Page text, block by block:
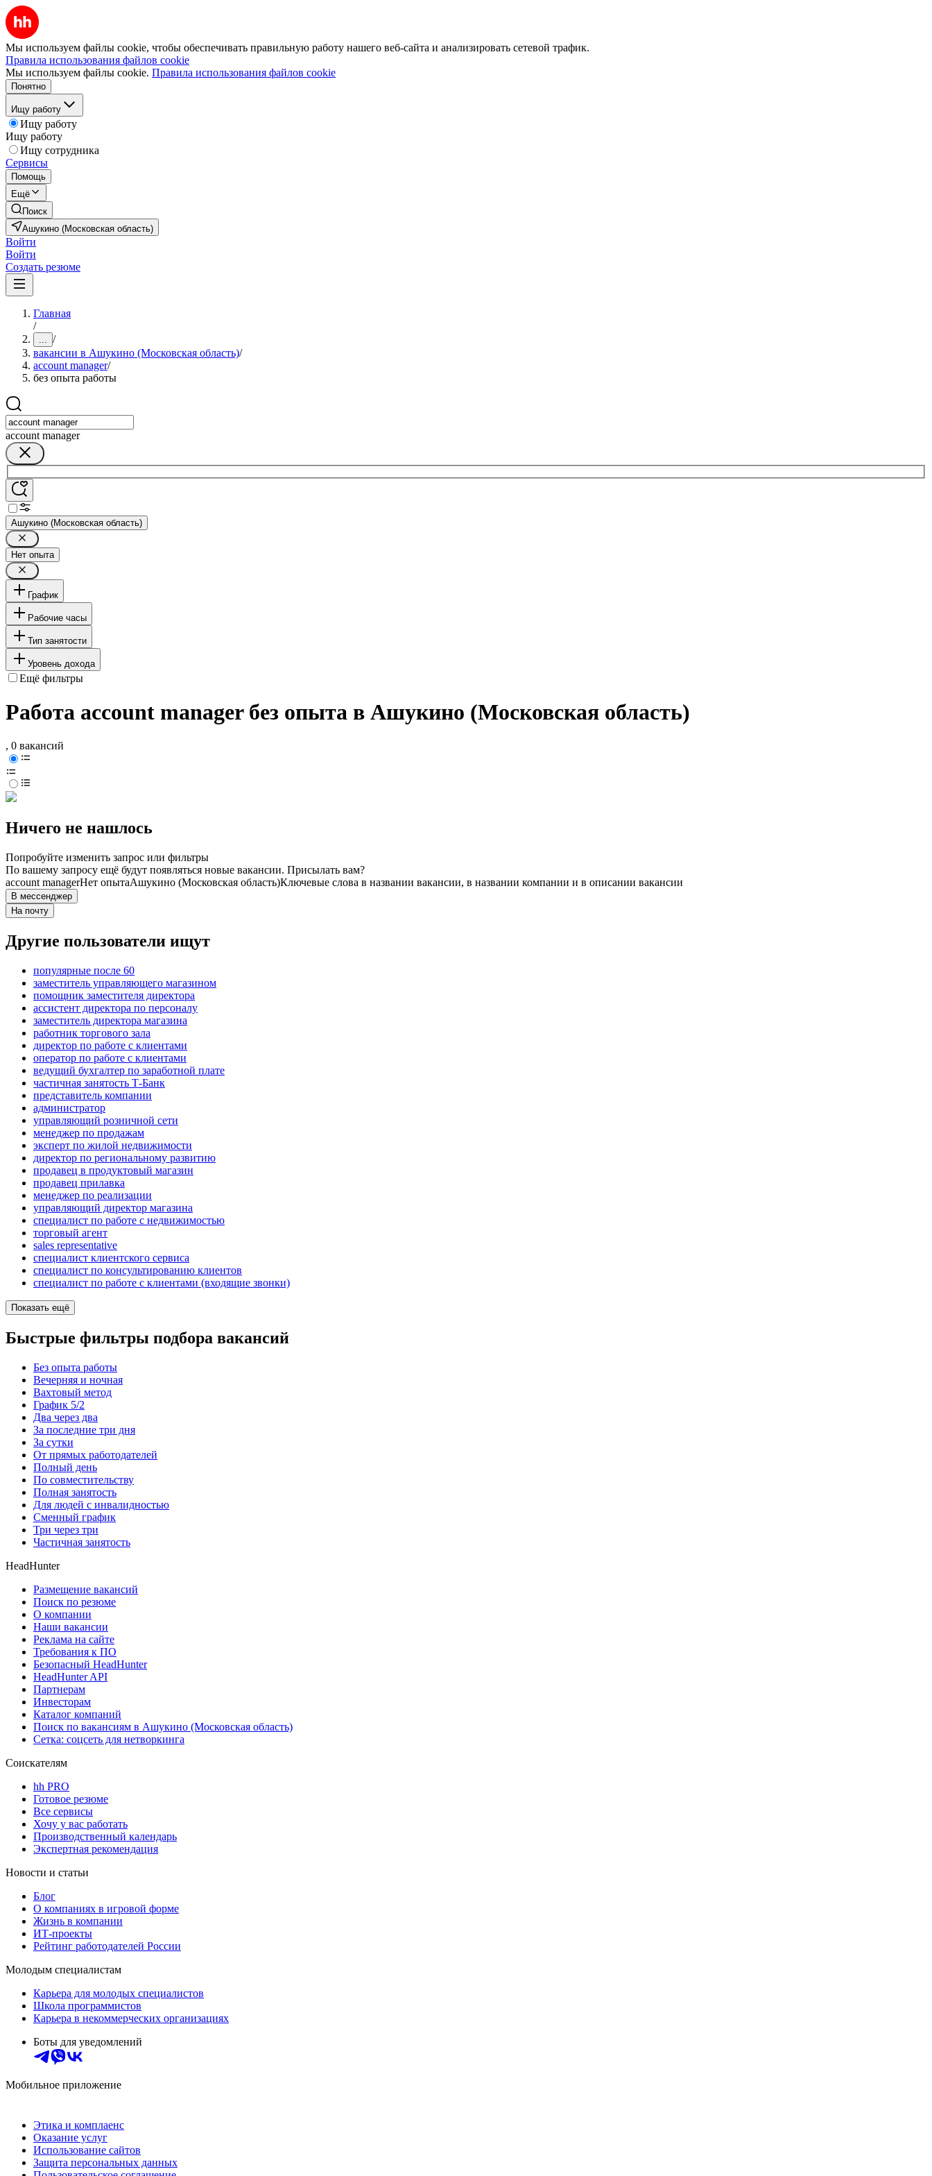
Мы используем файлы cookie, чтобы обеспечивать правильную работу нашего веб-сайта и анализировать сетевой трафик.
Правила использования файлов cookie
Мы используем файлы cookie. Правила использования файлов cookie
Понятно
Ищу работу
Ищу работу
Ищу работу
Ищу сотрудника
Сервисы
Помощь
Ещё
Поиск
Ашукино (Московская область)
Войти
Войти
Создать резюме
Главная
/
... /
вакансии в Ашукино (Московская область)/
account manager/
без опыта работы
account manager
Ашукино (Московская область)
Нет опыта
График
Рабочие часы
Тип занятости
Уровень дохода
Ещё фильтры
Работа account manager без опыта в Ашукино (Московская область)
, 0 вакансий
Ничего не нашлось
Попробуйте изменить запрос или фильтры
По вашему запросу ещё будут появляться новые вакансии. Присылать вам?
account managerНет опытаАшукино (Московская область)Ключевые слова в названии вакансии, в названии компании и в описании вакансии
В мессенджер
На почту
Другие пользователи ищут
популярные после 60
заместитель управляющего магазином
помощник заместителя директора
ассистент директора по персоналу
заместитель директора магазина
работник торгового зала
директор по работе с клиентами
оператор по работе с клиентами
ведущий бухгалтер по заработной плате
частичная занятость Т-Банк
представитель компании
администратор
управляющий розничной сети
менеджер по продажам
эксперт по жилой недвижимости
директор по региональному развитию
продавец в продуктовый магазин
продавец прилавка
менеджер по реализации
управляющий директор магазина
специалист по работе с недвижимостью
торговый агент
sales representative
специалист клиентского сервиса
специалист по консультированию клиентов
специалист по работе с клиентами (входящие звонки)
Показать ещё
Быстрые фильтры подбора вакансий
Без опыта работы
Вечерняя и ночная
Вахтовый метод
График 5/2
Два через два
За последние три дня
За сутки
От прямых работодателей
Полный день
По совместительству
Полная занятость
Для людей с инвалидностью
Сменный график
Три через три
Частичная занятость
HeadHunter
Размещение вакансий
Поиск по резюме
О компании
Наши вакансии
Реклама на сайте
Требования к ПО
Безопасный HeadHunter
HeadHunter API
Партнерам
Инвесторам
Каталог компаний
Поиск по вакансиям в Ашукино (Московская область)
Сетка: соцсеть для нетворкинга
Соискателям
hh PRO
Готовое резюме
Все сервисы
Хочу у вас работать
Производственный календарь
Экспертная рекомендация
Новости и статьи
Блог
О компаниях в игровой форме
Жизнь в компании
ИТ-проекты
Рейтинг работодателей России
Молодым специалистам
Карьера для молодых специалистов
Школа программистов
Карьера в некоммерческих организациях
Боты для уведомлений
Мобильное приложение
Этика и комплаенс
Оказание услуг
Использование сайтов
Защита персональных данных